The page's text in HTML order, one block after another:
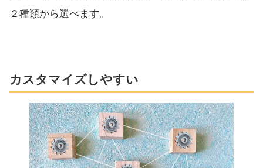
２種類から選べます。
カスタマイズしやすい